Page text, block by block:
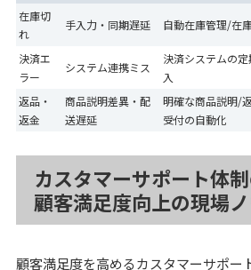
在庫切
れ
手入力・同期遅延 自動在庫管理/在
決済エ
ラー
システム連携ミス
決済システムの
入
返品・
返金
商品説明差異・配
送遅延
明確な商品説明/
受付の自動化
カスタマーサポート体
顧客満足度向上の現場
顧客満足度を高めるカスタマーサポー